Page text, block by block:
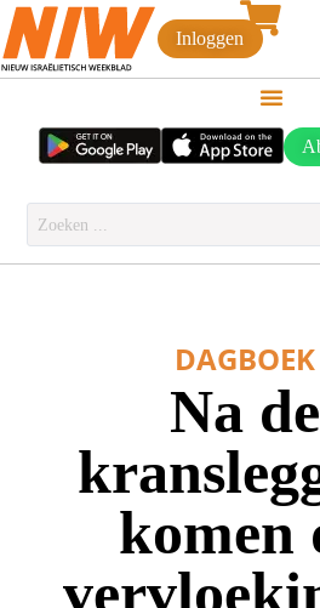
Inloggen
DAGBOEK
Na de
komen